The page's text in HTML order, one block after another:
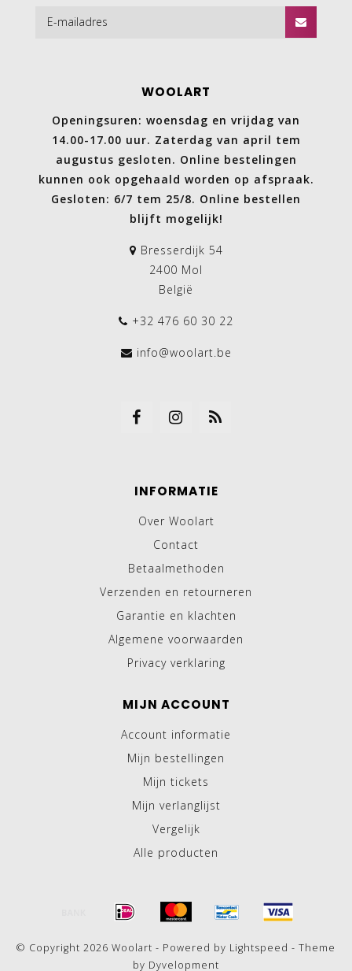
WOOLART
Openingsuren: woensdag en vrijdag van
14.00-17.00 uur. Zaterdag van april tem
augustus gesloten. Online bestelingen
kunnen ook opgehaald worden op afspraak.
Gesloten: 6/7 tem 25/8. Online bestellen
blijft mogelijk!
Bresserdijk 54
2400 Mol
België
+32 476 60 30 22
info@woolart.be
INFORMATIE
Over Woolart
Contact
Betaalmethoden
Verzenden en retourneren
Garantie en klachten
Algemene voorwaarden
Privacy verklaring
MIJN ACCOUNT
Account informatie
Mijn bestellingen
Mijn tickets
Mijn verlanglijst
Vergelijk
Alle producten
© Copyright 2026 Woolart - Powered by Lightspeed - Theme
by Dyvelopment